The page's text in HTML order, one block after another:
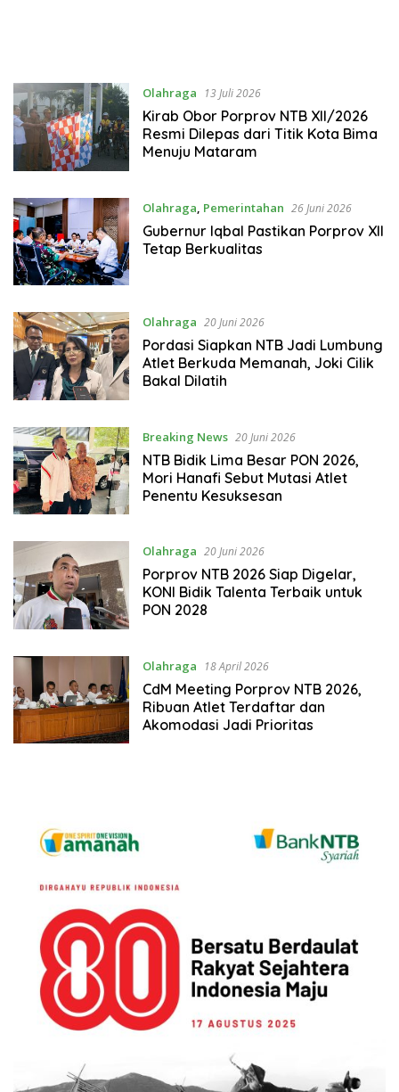
Olahraga 13 Juli 2026
Kirab Obor Porprov NTB XII/2026
Resmi Dilepas dari Titik Kota Bima
Menuju Mataram
Olahraga, Pemerintahan 26 Juni 2026
Gubernur Iqbal Pastikan Porprov XII
Tetap Berkualitas
Olahraga 20 Juni 2026
Pordasi Siapkan NTB Jadi Lumbung
Atlet Berkuda Memanah, Joki Cilik
Bakal Dilatih
Breaking News 20 Juni 2026
NTB Bidik Lima Besar PON 2026,
Mori Hanafi Sebut Mutasi Atlet
Penentu Kesuksesan
Olahraga 20 Juni 2026
Porprov NTB 2026 Siap Digelar,
KONI Bidik Talenta Terbaik untuk
PON 2028
Olahraga 18 April 2026
CdM Meeting Porprov NTB 2026,
Ribuan Atlet Terdaftar dan
Akomodasi Jadi Prioritas